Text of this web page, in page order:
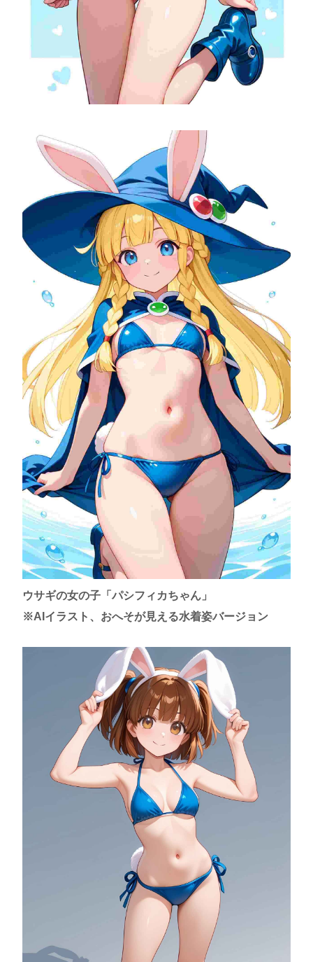
ウサギの女の子「パシフィカちゃん」
※AIイラスト、おへそが見える水着姿バージョン